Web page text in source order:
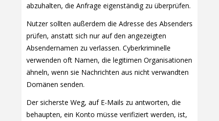
abzuhalten, die Anfrage eigenständig zu überprüfen.
Nutzer sollten außerdem die Adresse des Absenders
prüfen, anstatt sich nur auf den angezeigten
Absendernamen zu verlassen. Cyberkriminelle
verwenden oft Namen, die legitimen Organisationen
ähneln, wenn sie Nachrichten aus nicht verwandten
Domänen senden.
Der sicherste Weg, auf E-Mails zu antworten, die
behaupten, ein Konto müsse verifiziert werden, ist,